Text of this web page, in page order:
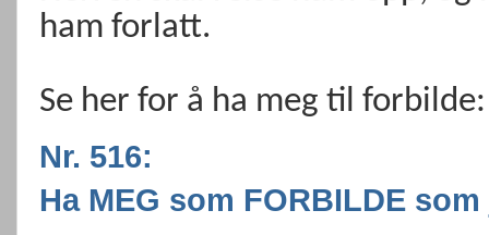
ham forlatt.
Se her for å ha meg til forbilde:
Nr. 516:
Ha MEG som FORBILDE